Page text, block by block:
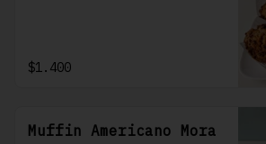
$1.400
Muffin Americano Mora